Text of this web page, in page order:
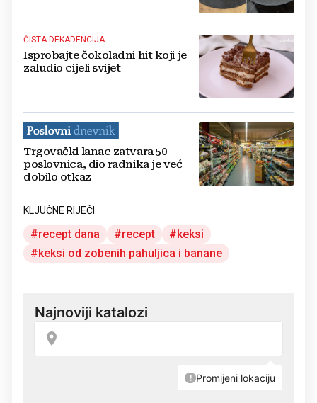
ČISTA DEKADENCIJA
Isprobajte čokoladni hit koji je
zaludio cijeli svijet
Trgovački lanac zatvara 50
poslovnica, dio radnika je već
dobilo otkaz
KLJUČNE RIJEČI
recept dana recept
keksi
keksi od zobenih pahuljica i banane